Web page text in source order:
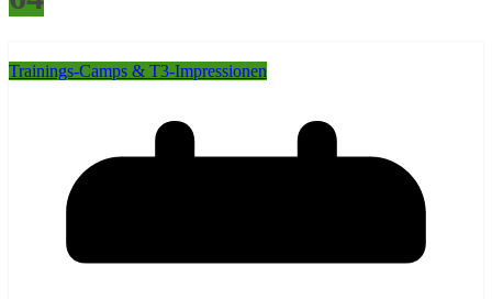
Trainings-Camps & T3-Impressionen